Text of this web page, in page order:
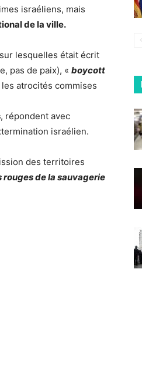
israéliens, mais
de la ville.
lesquelles était écrit
pas de paix), « boycott
atrocités commises
, répondent avec
israélien.
des territoires
de la sauvagerie